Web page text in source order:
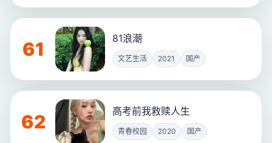
61 81浪潮
文艺生活 2021 国产
62 高考前我救赎人生
青春校园 2020 国产